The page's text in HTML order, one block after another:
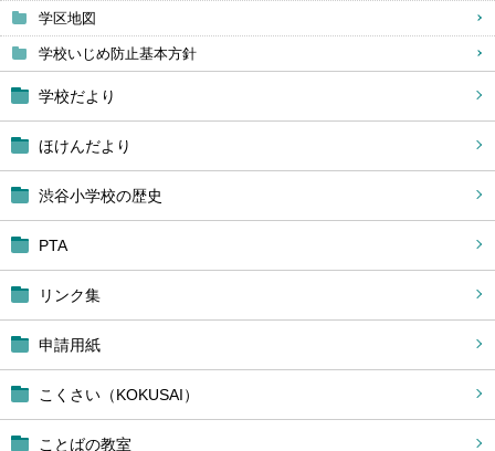
学区地図
学校いじめ防止基本方針
学校だより
ほけんだより
渋谷小学校の歴史
PTA
リンク集
申請用紙
こくさい（KOKUSAI）
ことばの教室